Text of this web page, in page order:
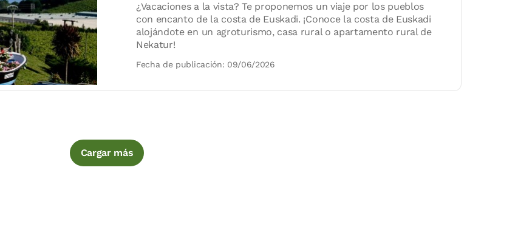
¿Vacaciones a la vista? Te proponemos un viaje por los pueblos
con encanto de la costa de Euskadi. ¡Conoce la costa de Euskadi
alojándote en un agroturismo, casa rural o apartamento rural de
Nekatur!
Fecha de publicación: 09/06/2026
Cargar más